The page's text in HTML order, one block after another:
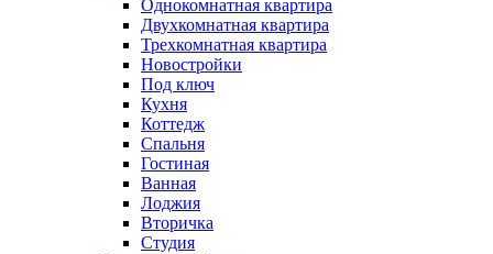
Однокомнатная квартира
Двухкомнатная квартира
Трехкомнатная квартира
Новостройки
Под ключ
Кухня
Коттедж
Спальня
Гостиная
Ванная
Лоджия
Вторичка
Студия